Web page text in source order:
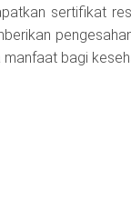
sertifikat
bagi